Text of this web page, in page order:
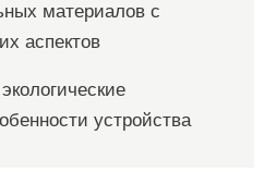
материалов с
аспектов
устройства